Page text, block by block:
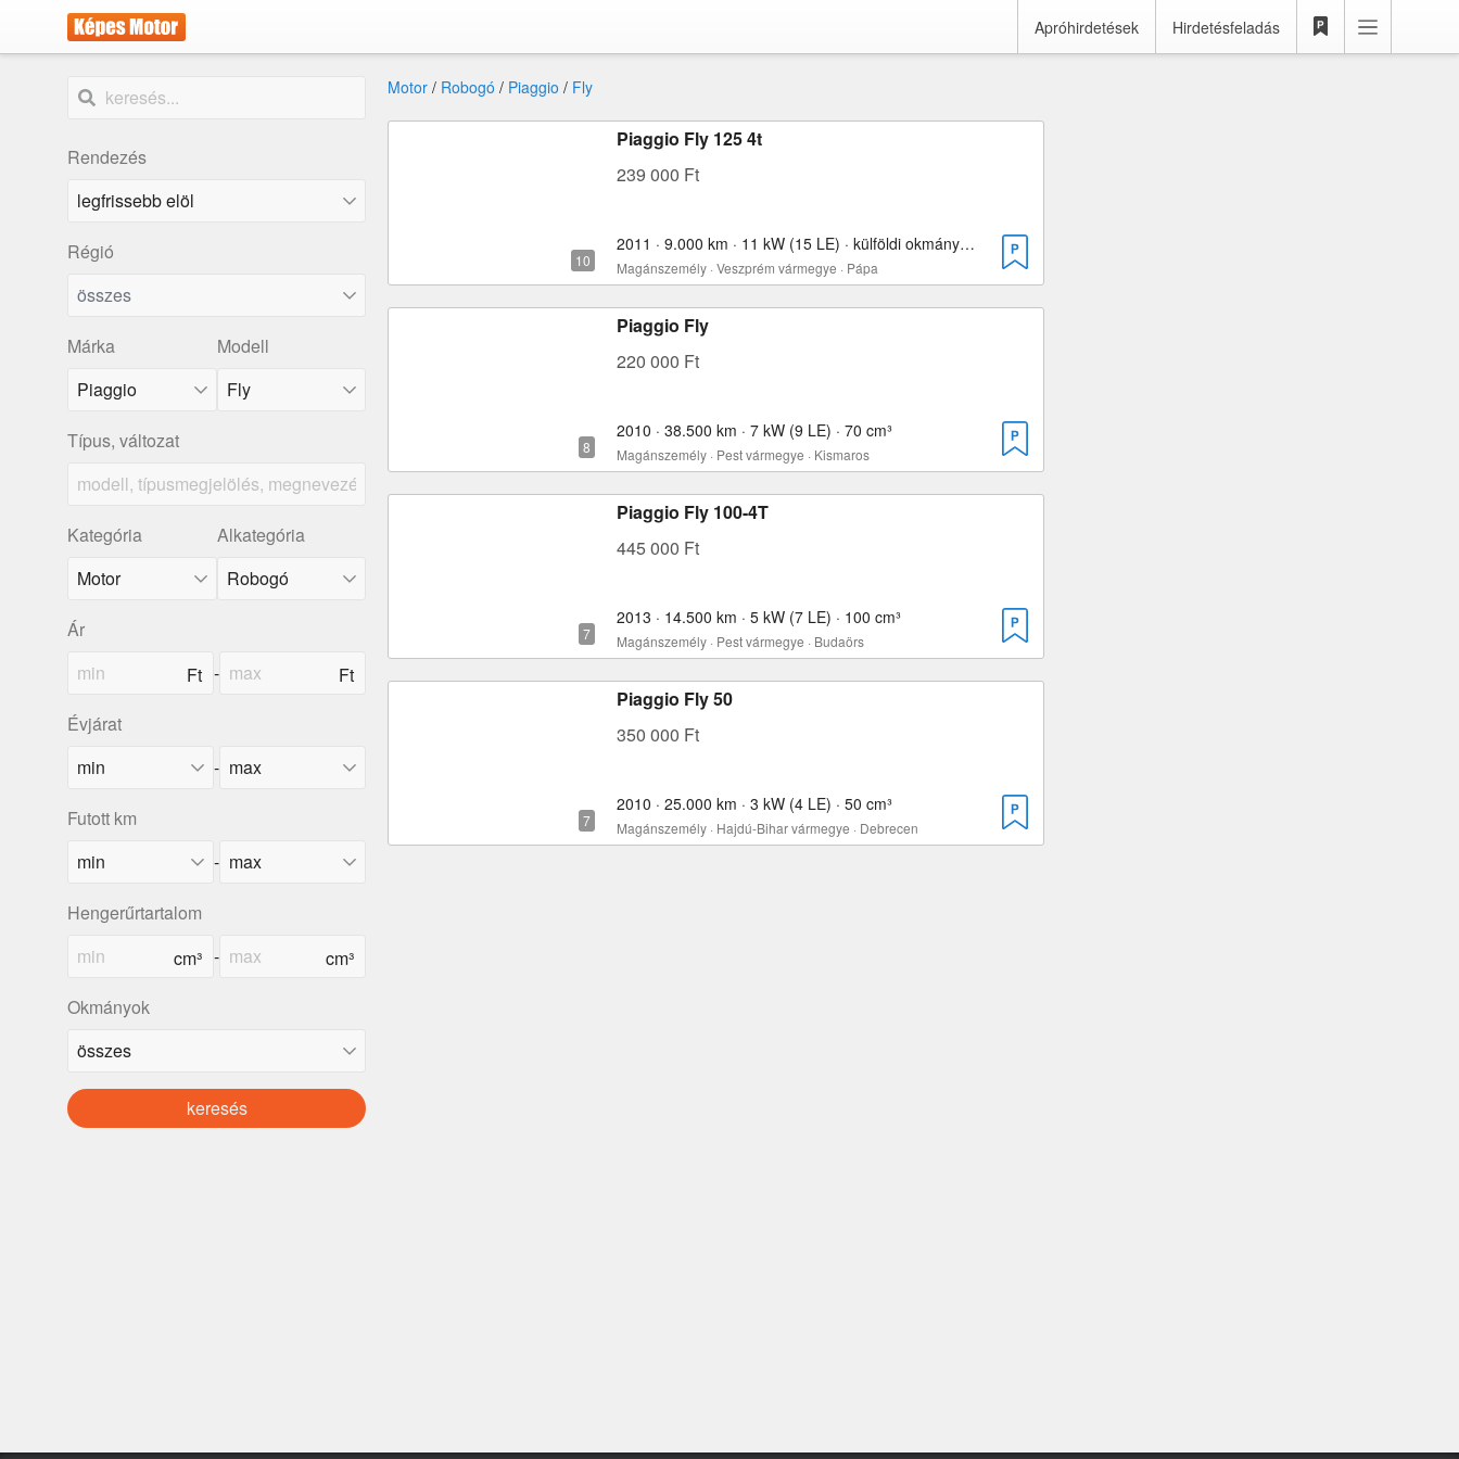
Apróhirdetések Hirdetésfeladás
Rendezés
Régió
összes
Márka
Piaggio
Modell
Fly
Típus, változat
Kategória Alkategória
Ár
-
Évjárat
-
Futott km
-
Hengerűrtartalom
-
Okmányok
keresés
Motor / Robogó / Piaggio / Fly
Piaggio Fly 125 4t
239 000 Ft
2011 · 9.000 km · 11 kW (15 LE) · külföldi okmányokkal · 125 cm³
Magánszemély · Veszprém vármegye · Pápa
Piaggio Fly
220 000 Ft
2010 · 38.500 km · 7 kW (9 LE) · 70 cm³
Magánszemély · Pest vármegye · Kismaros
Piaggio Fly 100-4T
445 000 Ft
2013 · 14.500 km · 5 kW (7 LE) · 100 cm³
Magánszemély · Pest vármegye · Budaörs
Piaggio Fly 50
350 000 Ft
2010 · 25.000 km · 3 kW (4 LE) · 50 cm³
Magánszemély · Hajdú-Bihar vármegye · Debrecen